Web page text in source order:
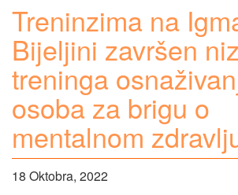
Treninzima na
Bijeljini završen niz
treninga
osoba za brigu o
mentalnom
18 Oktobra, 2022